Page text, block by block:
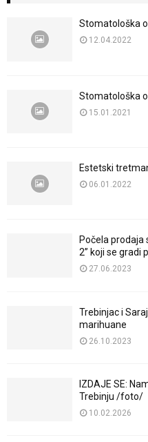
Stomatološka
12.04.2022
Stomatološka
15.01.2021
Estetski
06.01.2022
Počela prodaja
2” koji se gradi
27.06.2023
Trebinjac i
marihuane
26.10.2023
IZDAJE SE:
Trebinju /foto/
10.02.2026